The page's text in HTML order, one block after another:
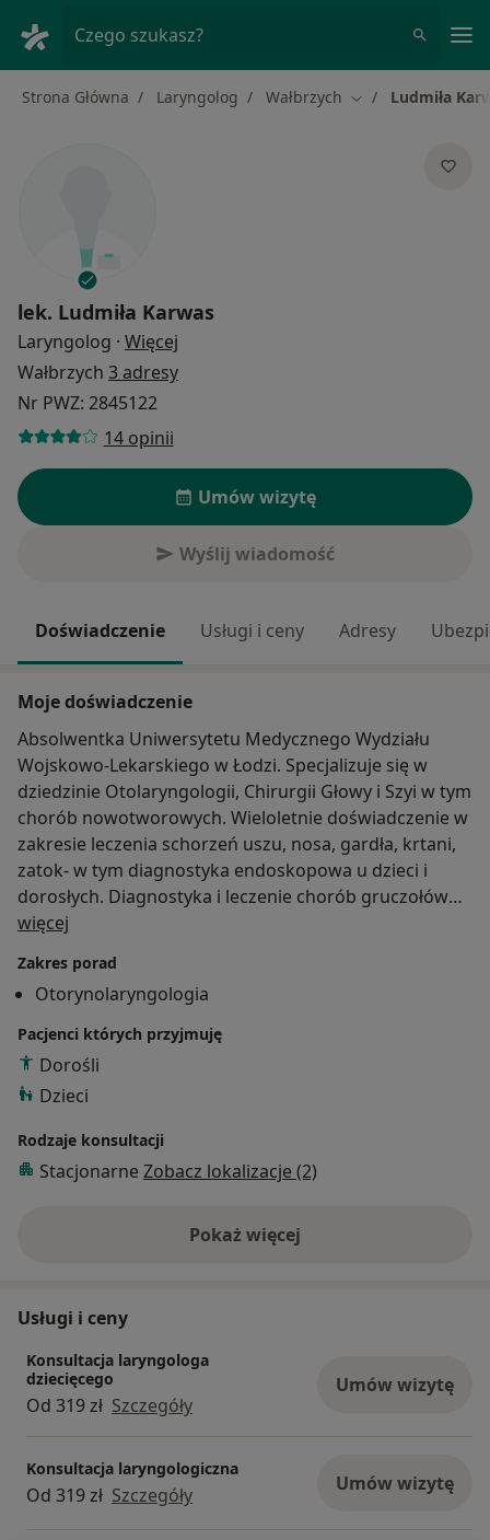
Czego szukasz?
Strona Główna Laryngolog Wałbrzych Zmień miasto
Ludmiła
lek. Ludmiła Karwas
Laryngolog · Więcej
Wałbrzych 3 adresy
Nr PWZ: 2845122
14 opinii
Umów wizytę
Wyślij wiadomość
Doświadczenie Usługi i ceny Adresy
Moje doświadczenie
Absolwentka Uniwersytetu Medycznego Wydziału
Wojskowo-Lekarskiego w Łodzi. Specjalizuje się w
dziedzinie Otolaryngologii, Chirurgii Głowy i Szyi w tym
chorób nowotworowych. Wieloletnie doświadczenie w
zakresie leczenia schorzeń uszu, nosa, gardła, krtani,
zatok- w tym diagnostyka endoskopowa u dzieci i
dorosłych. Diagnostyka i leczenie chorób gruczołów
więcej
Zakres porad
Otorynolaryngologia
Pacjenci których przyjmuję
Dorośli
Dzieci
Rodzaje konsultacji
Stacjonarne Zobacz lokalizacje (2)
Pokaż więcejo doświadczeniu
Usługi i ceny
Konsultacja laryngologa
dziecięcego
Od 319 zł Szczegóły
Umów wizytę
Konsultacja laryngologiczna
Od 319 zł Szczegóły Umów wizytę